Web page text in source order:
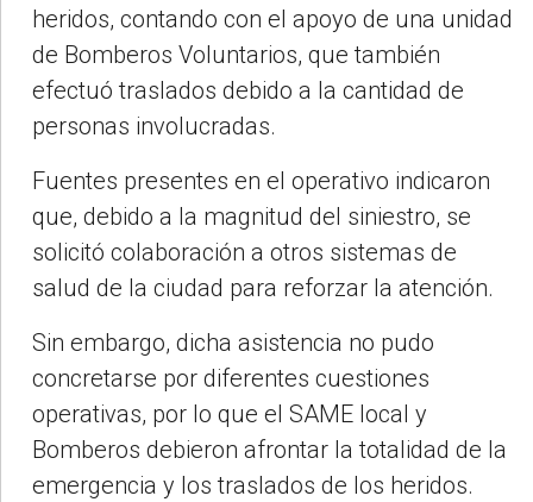
heridos, contando con el apoyo de una unidad
de Bomberos Voluntarios, que también
efectuó traslados debido a la cantidad de
personas involucradas.
Fuentes presentes en el operativo indicaron
que, debido a la magnitud del siniestro, se
solicitó colaboración a otros sistemas de
salud de la ciudad para reforzar la atención.
Sin embargo, dicha asistencia no pudo
concretarse por diferentes cuestiones
operativas, por lo que el SAME local y
Bomberos debieron afrontar la totalidad de la
emergencia y los traslados de los heridos.